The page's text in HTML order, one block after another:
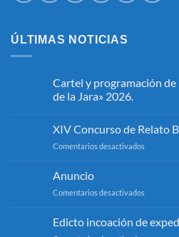
ÚLTIMAS NOTICIAS
Cartel y programación de
de la Jara» 2026.
comentarios
Cartel
de
y
Ginés
XIV Concurso de Relato
Comentarios desactivados
Relato
Anuncio
Comentarios desactivados
Edicto incoación de